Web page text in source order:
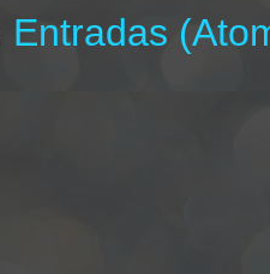
Entradas